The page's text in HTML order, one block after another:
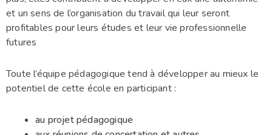
et un sens de l’organisation du travail qui leur seront
profitables pour leurs études et leur vie professionnelle
futures
Toute l’équipe pédagogique tend à développer au mieux le
potentiel de cette école en participant :
au projet pédagogique